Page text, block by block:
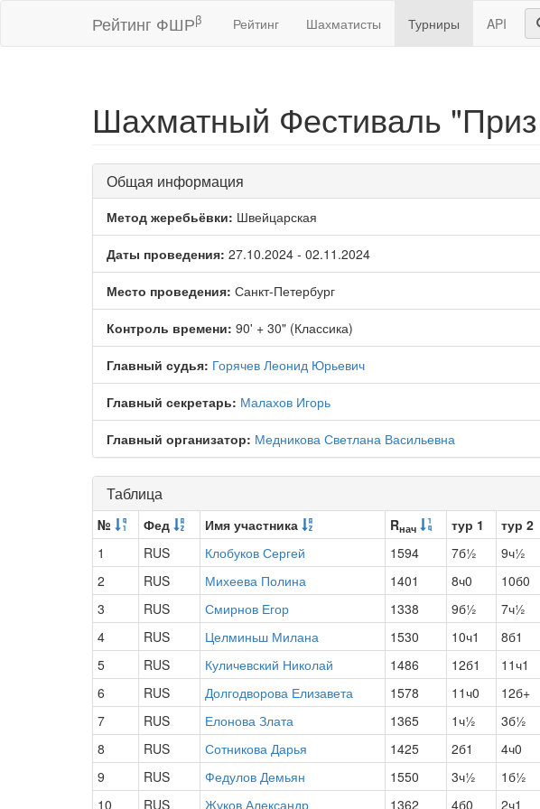
Рейтинг ФШРβ Рейтинг Шахматисты Турниры API
Шахматный Фестиваль
Общая информация
Метод жеребьёвки: Швейцарская
Даты проведения: 27.10.2024 - 02.11.2024
Место проведения: Санкт-Петербург
Контроль времени: 90' + 30" (Классика)
Главный судья: Горячев Леонид Юрьевич
Главный секретарь: Малахов Игорь
Главный организатор: Медникова Светлана Васильевна
Таблица
№ Фед Имя участника Rнач тур 1 тур 2
1
RUS Клобуков Сергей 1594 7б½ 9ч½
2
RUS Михеева Полина 1401 8ч0 10б0
3
RUS Смирнов Егор 1338 9б½ 7ч½
4
RUS Целминьш Милана 1530 10ч1 8б1
5
RUS Куличевский Николай 1486 12б1 11ч1
6
RUS Долгодворова Елизавета 1578 11ч0 12б+
7
RUS Елонова Злата 1365 1ч½ 3б½
8
RUS Сотникова Дарья 1425 2б1 4ч0
9
RUS Федулов Демьян 1550 3ч½ 1б½
10
RUS Жуков Александр 1362 4б0 2ч1